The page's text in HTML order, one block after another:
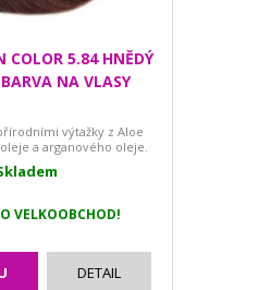
COLOR 5.84 HNĚDÝ
NA VLASY
výtažky z Aloe
a arganového oleje.
VELKOOBCHOD!
DETAIL